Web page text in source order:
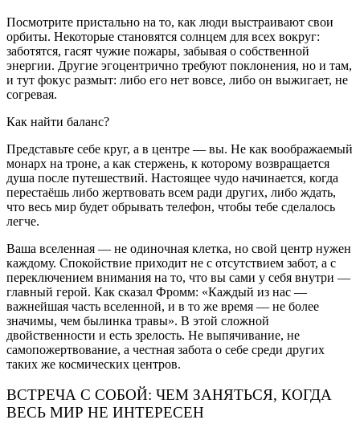
Посмотрите пристально на то, как люди выстраивают свои
орбиты. Некоторые становятся солнцем для всех вокруг:
заботятся, гасят чужие пожары, забывая о собственной
энергии. Другие эгоцентрично требуют поклонения, но и там,
и тут фокус размыт: либо его нет вовсе, либо он выжигает, не
согревая.
Как найти баланс?
Представьте себе круг, а в центре — вы. Не как воображаемый
монарх на троне, а как стержень, к которому возвращается
душа после путешествий. Настоящее чудо начинается, когда
перестаёшь либо жертвовать всем ради других, либо ждать,
что весь мир будет обрывать телефон, чтобы тебе сделалось
легче.
Ваша вселенная — не одиночная клетка, но свой центр нужен
каждому. Спокойствие приходит не с отсутствием забот, а с
переключением внимания на то, что вы сами у себя внутри —
главный герой. Как сказал Фромм: «Каждый из нас —
важнейшая часть вселенной, и в то же время — не более
значимы, чем былинка травы». В этой сложной
двойственности и есть зрелость. Не выпячивание, не
самопожертвование, а честная забота о себе среди других
таких же космических центров.
ВСТРЕЧА С СОБОЙ: ЧЕМ ЗАНЯТЬСЯ, КОГДА
ВЕСЬ МИР НЕ ИНТЕРЕСЕН